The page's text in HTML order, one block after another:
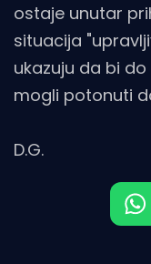
ostaje unutar
situacija
ukazuju da bi
mogli potonuti
D.G.